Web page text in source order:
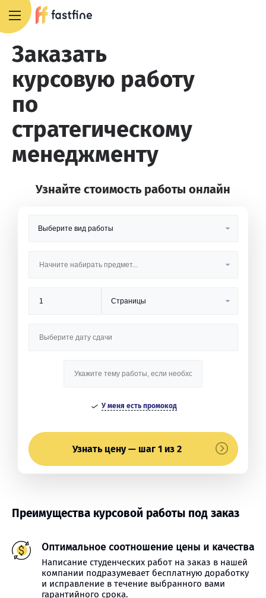
Заказать
курсовую работу
по
стратегическому
менеджменту
Узнайте стоимость работы онлайн
У меня есть промокод
Узнать цену — шаг 1 из 2
Преимущества курсовой работы под заказ
Оптимальное соотношение цены и качества
Написание студенческих работ на заказ в нашей
компании подразумевает бесплатную доработку
и исправление в течение выбранного вами
гарантийного срока.